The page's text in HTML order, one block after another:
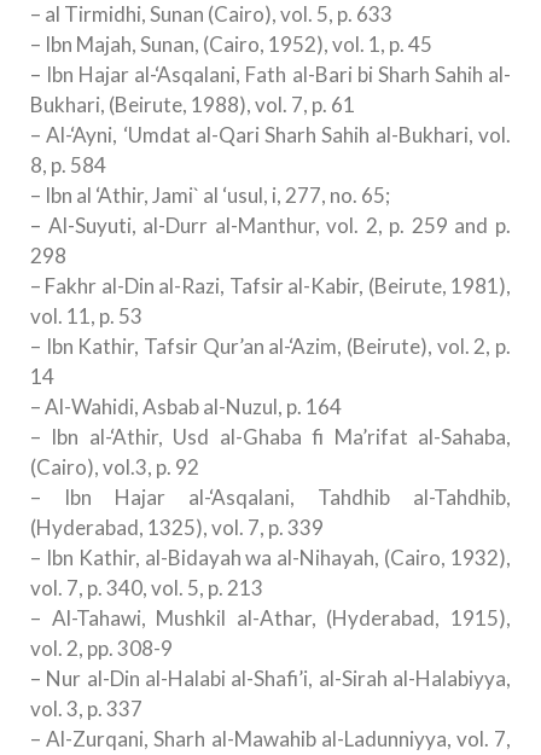
– al Tirmidhi, Sunan (Cairo), vol. 5, p. 633
– Ibn Majah, Sunan, (Cairo, 1952), vol. 1, p. 45
– Ibn Hajar al-‘Asqalani, Fath al-Bari bi Sharh Sahih al-
Bukhari, (Beirute, 1988), vol. 7, p. 61
– Al-‘Ayni, ‘Umdat al-Qari Sharh Sahih al-Bukhari, vol.
8, p. 584
– Ibn al ‘Athir, Jami` al ‘usul, i, 277, no. 65;
– Al-Suyuti, al-Durr al-Manthur, vol. 2, p. 259 and p.
298
– Fakhr al-Din al-Razi, Tafsir al-Kabir, (Beirute, 1981),
vol. 11, p. 53
– Ibn Kathir, Tafsir Qur’an al-‘Azim, (Beirute), vol. 2, p.
14
– Al-Wahidi, Asbab al-Nuzul, p. 164
– Ibn al-‘Athir, Usd al-Ghaba fi Ma’rifat al-Sahaba,
(Cairo), vol.3, p. 92
– Ibn Hajar al-‘Asqalani, Tahdhib al-Tahdhib,
(Hyderabad, 1325), vol. 7, p. 339
– Ibn Kathir, al-Bidayah wa al-Nihayah, (Cairo, 1932),
vol. 7, p. 340, vol. 5, p. 213
– Al-Tahawi, Mushkil al-Athar, (Hyderabad, 1915),
vol. 2, pp. 308-9
– Nur al-Din al-Halabi al-Shafi’i, al-Sirah al-Halabiyya,
vol. 3, p. 337
– Al-Zurqani, Sharh al-Mawahib al-Ladunniyya, vol. 7,